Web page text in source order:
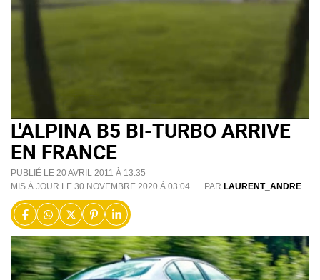
L'ALPINA B5 BI-TURBO ARRIVE
EN FRANCE
PUBLIÉ LE 20 AVRIL 2011 À 13:35
MIS À JOUR LE 30 NOVEMBRE 2020 À 03:04
PAR LAURENT_ANDRE